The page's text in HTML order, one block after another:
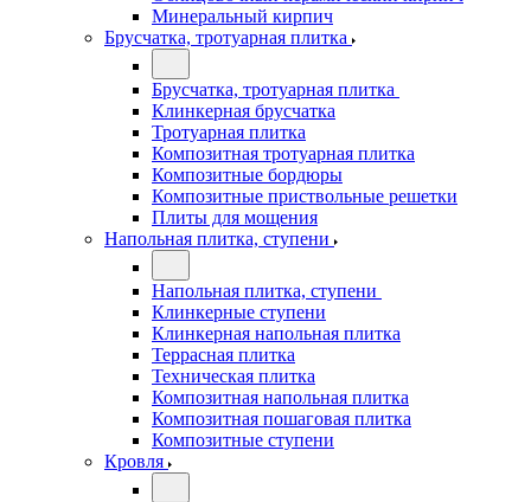
Минеральный кирпич
Брусчатка, тротуарная плитка
Брусчатка, тротуарная плитка
Клинкерная брусчатка
Тротуарная плитка
Композитная тротуарная плитка
Композитные бордюры
Композитные приствольные решетки
Плиты для мощения
Напольная плитка, ступени
Напольная плитка, ступени
Клинкерные ступени
Клинкерная напольная плитка
Террасная плитка
Техническая плитка
Композитная напольная плитка
Композитная пошаговая плитка
Композитные ступени
Кровля